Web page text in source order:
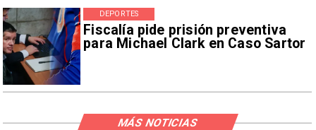
Fiscalía pide prisión preventiva
para Michael Clark en Caso Sartor
DEPORTES
MÁS NOTICIAS